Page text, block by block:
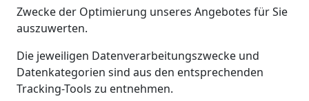
Zwecke der Optimierung unseres Angebotes für Sie
auszuwerten.
Die jeweiligen Datenverarbeitungszwecke und
Datenkategorien sind aus den entsprechenden
Tracking-Tools zu entnehmen.